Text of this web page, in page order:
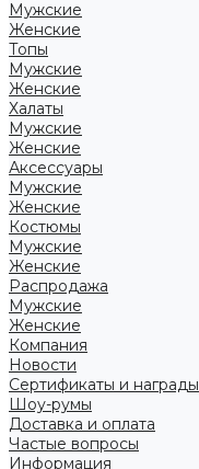
Мужские
Женские
Топы
Мужские
Женские
Халаты
Мужские
Женские
Аксессуары
Мужские
Женские
Костюмы
Мужские
Женские
Распродажа
Мужские
Женские
Компания
Новости
Сертификаты и награды
Шоу-румы
Доставка и оплата
Частые вопросы
Информация